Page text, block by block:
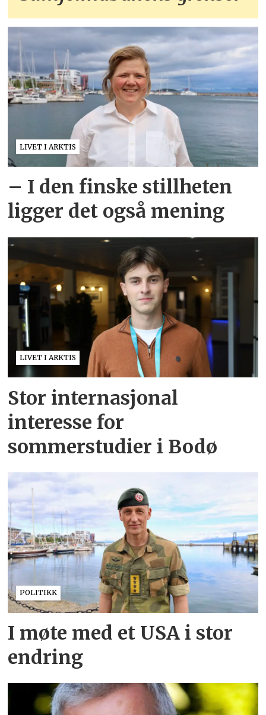
LIVET I ARKTIS
– I den finske stillheten
ligger det også mening
LIVET I ARKTIS
Stor internasjonal
interesse for
sommerstudier i Bodø
POLITIKK
I møte med et USA i stor
endring